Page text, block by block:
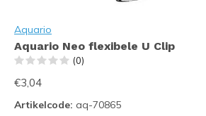
Aquario
Aquario Neo flexibele U Clip
(0)
€3,04
Artikelcode: aq-70865